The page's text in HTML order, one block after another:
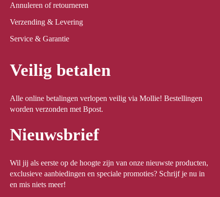
Annuleren of retourneren
Verzending & Levering
Service & Garantie
Veilig betalen
Alle online betalingen verlopen veilig via Mollie! Bestellingen
worden verzonden met Bpost.
Nieuwsbrief
Wil jij als eerste op de hoogte zijn van onze nieuwste producten,
exclusieve aanbiedingen en speciale promoties? Schrijf je nu in
en mis niets meer!